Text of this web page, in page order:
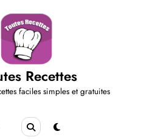
Recettes
faciles simples et gratuites